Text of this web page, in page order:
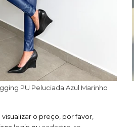
PU Peluciada Azul Marinho
visualizar o preço, por favor,